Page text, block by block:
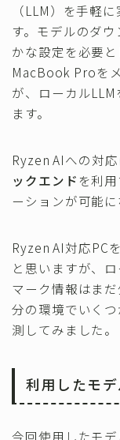
（LLM）を手軽
す。モデルのダ
かな設定を必要
MacBook Proを
が、ローカル
ます。
Ryzen AIへの対応
ックエンド を利
ーションが可能に
Ryzen AI対応PC
と思いますが、
マーク情報はま
分の環境でいく
測してみました。
利用したモデ
今回使用したモ